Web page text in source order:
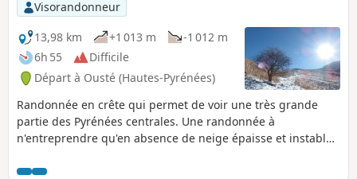
Visorandonneur
13,98 km
+1 013 m
-1 012 m
6h 55
Difficile
Départ à Ousté (Hautes-Pyrénées)
Randonnée en crête qui permet de voir une très grande
partie des Pyrénées centrales. Une randonnée à
n'entreprendre qu'en absence de neige épaisse et instable.
l'orientation.